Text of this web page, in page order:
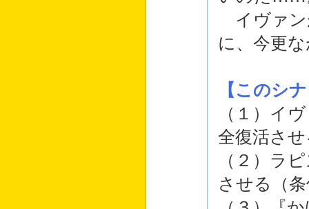
イヴァン
に、今更
【このシ
（１）イ
全復活さ
（２）ラ
させる（